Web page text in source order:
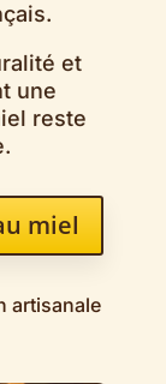
et
une
reste
miel
artisanale